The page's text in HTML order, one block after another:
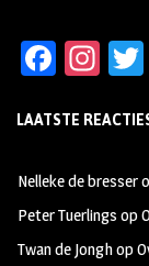
Fa
b
oo
k
In
ag
m
LAATSTE
Nelleke de bresser
Peter Tuerlings op
Twan de Jonghop